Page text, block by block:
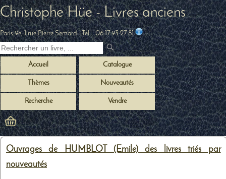
Christophe Hüe - Livres anciens
Paris 9e, 1 rue Pierre Semard- Tel. :06 17 93 27 81
Accueil Catalogue
Thèmes Nouveautés
Recherche Vendre
Ouvrages de HUMBLOT (Emile) des livres triés par
nouveautés